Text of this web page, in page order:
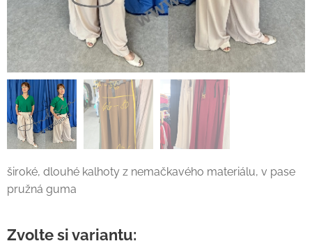
široké, dlouhé kalhoty z nemačkavého materiálu, v pase
pružná guma
Zvolte si variantu: